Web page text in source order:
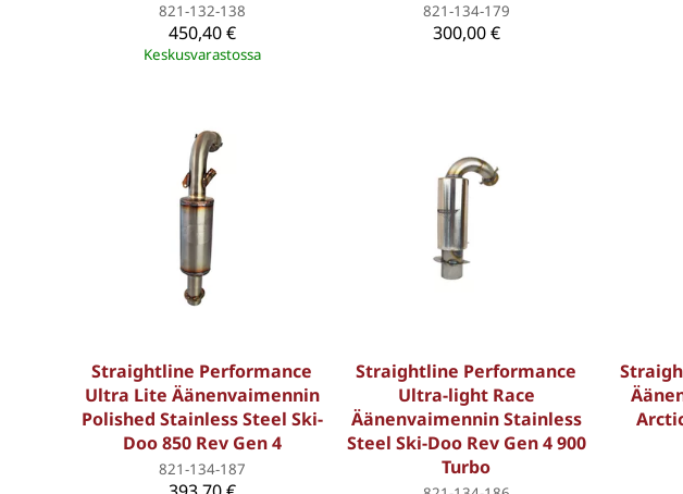
821-132-138
450,40 €
Keskusvarastossa
821-134-179
300,00 €
Straightline Performance
Ultra Lite Äänenvaimennin
Polished Stainless Steel Ski-
Doo 850 Rev Gen 4
821-134-187
Straightline Performance
Ultra-light Race
Äänenvaimennin Stainless
Steel Ski-Doo Rev Gen 4 900
Turbo